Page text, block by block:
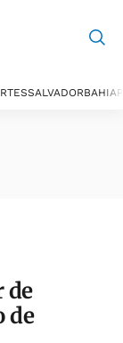
SALVADORBAHIA
de
de